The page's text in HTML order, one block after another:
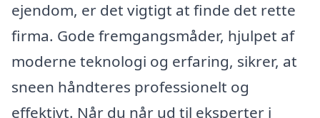
ejendom, er det vigtigt at finde det rette
firma. Gode fremgangsmåder, hjulpet af
moderne teknologi og erfaring, sikrer, at
sneen håndteres professionelt og
effektivt. Når du når ud til eksperter i